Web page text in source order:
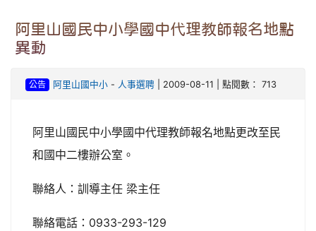
阿里山國民中小學國中代理教師報名地點
異動
公告 阿里山國中小- 人事選聘| 2009-08-11 | 點閱數： 713
阿里山國民中小學國中代理教師報名地點更改至民
和國中二樓辦公室。
聯絡人：訓導主任 梁主任
聯絡電話：0933-293-129